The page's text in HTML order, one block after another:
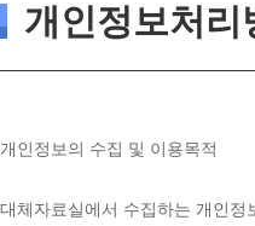
개인정보처리
개인정보의 수집 및 이용목적
대체자료실에서 수집하는 개인